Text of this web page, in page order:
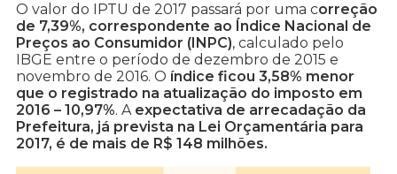
O valor do IPTU de 2017 passará por uma correção
de 7,39%, correspondente ao Índice Nacional de
Preços ao Consumidor (INPC), calculado pelo
IBGE entre o período de dezembro de 2015 e
novembro de 2016. O índice ficou 3,58% menor
que o registrado na atualização do imposto em
2016 – 10,97%. A expectativa de arrecadação da
Prefeitura, já prevista na Lei Orçamentária para
2017, é de mais de R$ 148 milhões.